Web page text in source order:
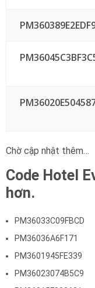
Chờ cập nhật thêm…
Code Hotel
hơn.
PM36033C09FBCD
PM36036A6F171
PM3601945FE339
PM36023074B5C9